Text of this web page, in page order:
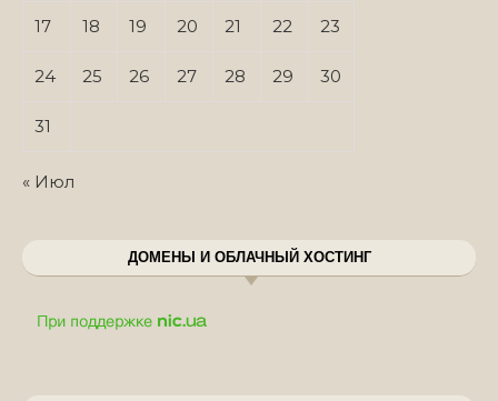
17 18 19 20 21 22 23
24 25 26 27 28 29 30
31
« Июл
ДОМЕНЫ И ОБЛАЧНЫЙ ХОСТИНГ